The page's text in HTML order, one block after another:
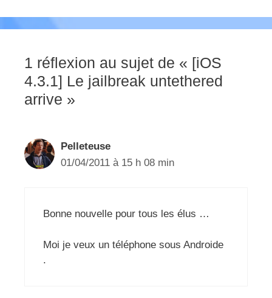
1 réflexion au sujet de « [iOS
4.3.1] Le jailbreak untethered
arrive »
Pelleteuse
01/04/2011 à 15 h 08 min
Bonne nouvelle pour tous les élus …
Moi je veux un téléphone sous Androide
.